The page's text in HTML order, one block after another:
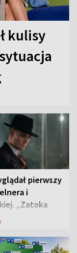
kulisy
pierwszy
i
„Zatoka
od razu ich